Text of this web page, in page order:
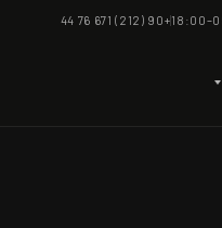
+90 (212) 671 76 44|